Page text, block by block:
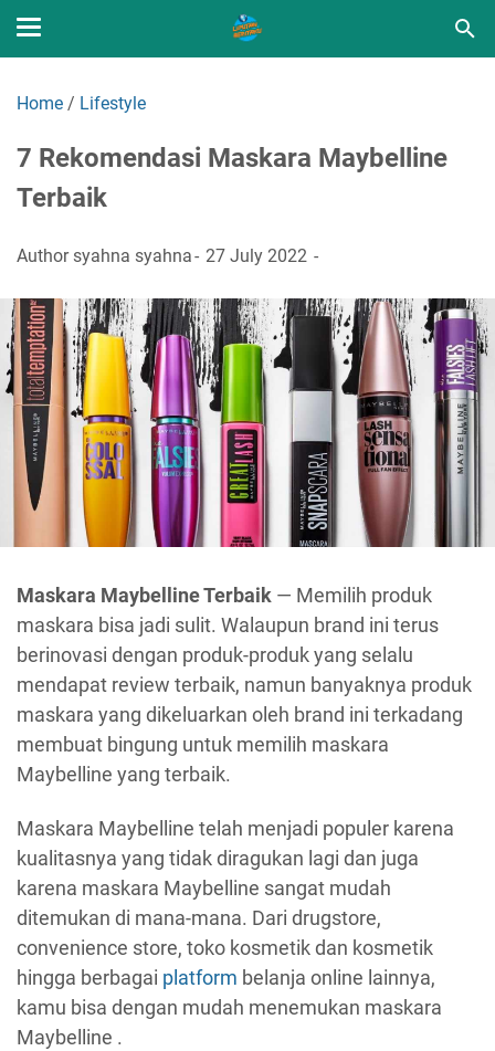
Home / Lifestyle
7 Rekomendasi Maskara Maybelline
Terbaik
Authorsyahna syahna 27 July 2022
Maskara Maybelline Terbaik — Memilih produk
maskara bisa jadi sulit. Walaupun brand ini terus
berinovasi dengan produk-produk yang selalu
mendapat review terbaik, namun banyaknya produk
maskara yang dikeluarkan oleh brand ini terkadang
membuat bingung untuk memilih maskara
Maybelline yang terbaik.
Maskara Maybelline telah menjadi populer karena
kualitasnya yang tidak diragukan lagi dan juga
karena maskara Maybelline sangat mudah
ditemukan di mana-mana. Dari drugstore,
convenience store, toko kosmetik dan kosmetik
hingga berbagai platform belanja online lainnya,
kamu bisa dengan mudah menemukan maskara
Maybelline .